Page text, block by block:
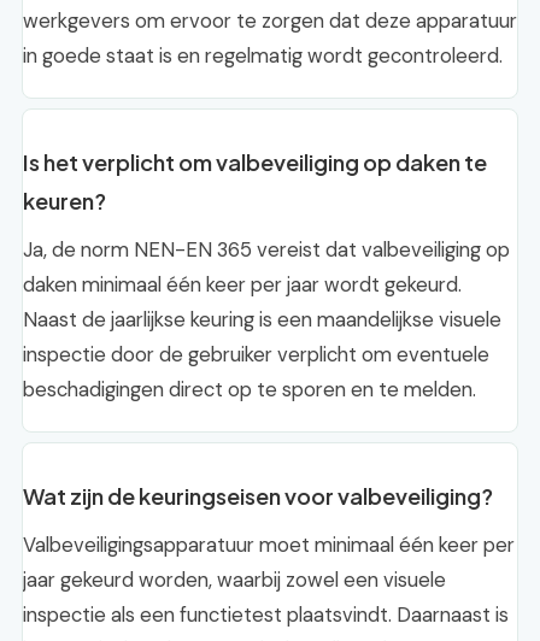
werkgevers om ervoor te zorgen dat deze apparatuur
in goede staat is en regelmatig wordt gecontroleerd.
Is het verplicht om valbeveiliging op daken te
keuren?
Ja, de norm NEN-EN 365 vereist dat valbeveiliging op
daken minimaal één keer per jaar wordt gekeurd.
Naast de jaarlijkse keuring is een maandelijkse visuele
inspectie door de gebruiker verplicht om eventuele
beschadigingen direct op te sporen en te melden.
Wat zijn de keuringseisen voor valbeveiliging?
Valbeveiligingsapparatuur moet minimaal één keer per
jaar gekeurd worden, waarbij zowel een visuele
inspectie als een functietest plaatsvindt. Daarnaast is